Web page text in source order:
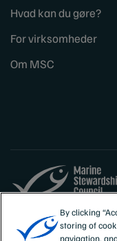
Hvad kan du gøre?
For virksomheder
Om MSC
Sites
DanmarkBy clicking
storing of
navigation,